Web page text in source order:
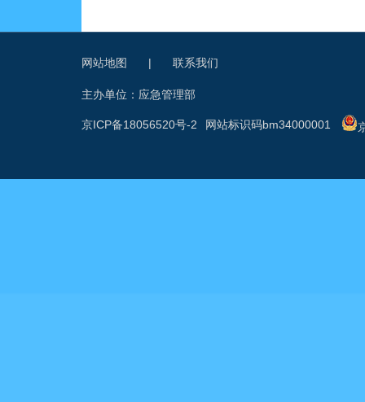
网站地图 | 联系我们
主办单位：应急管理部
网站标识码bm34000001
京ICP备18056520号-2